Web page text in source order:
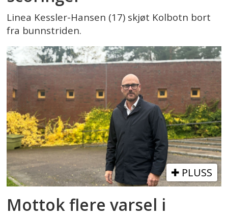
Linea Kessler-Hansen (17) skjøt Kolbotn bort
fra bunnstriden.
PLUSS
Mottok flere varsel i